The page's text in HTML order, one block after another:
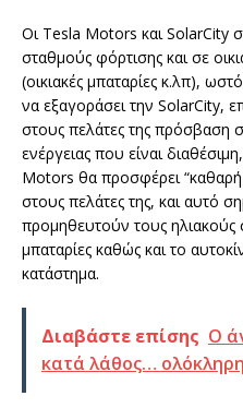
Οι Tesla Motors και SolarCity
σταθμούς φόρτισης και σε
(οικιακές μπαταρίες κ.λπ),
να εξαγοράσει την SolarCity,
στους πελάτες της πρόσβαση
ενέργειας που είναι
Motors θα προσφέρει
στους πελάτες της, και αυτό
προμηθευτούν τους ηλιακούς
μπαταρίες καθώς και το
κατάστημα.
Διαβάστε επίσης Ο
κατά λάθος…